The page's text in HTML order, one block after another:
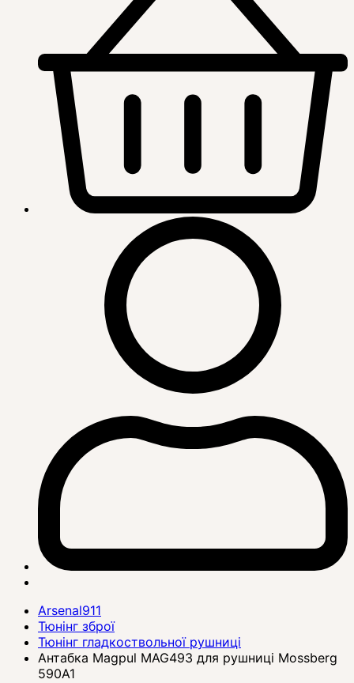
Arsenal911
Тюнінг зброї
Тюнінг гладкоствольної рушниці
Антабка Magpul MAG493 для рушниці Mossberg
590A1